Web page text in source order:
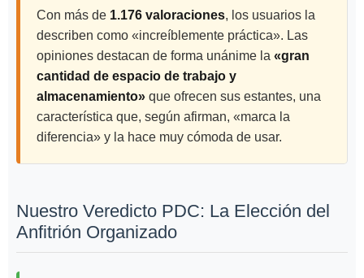
Con más de 1.176 valoraciones, los usuarios la
describen como «increíblemente práctica». Las
opiniones destacan de forma unánime la «gran
cantidad de espacio de trabajo y
almacenamiento» que ofrecen sus estantes, una
característica que, según afirman, «marca la
diferencia» y la hace muy cómoda de usar.
Nuestro Veredicto PDC: La Elección del
Anfitrión Organizado